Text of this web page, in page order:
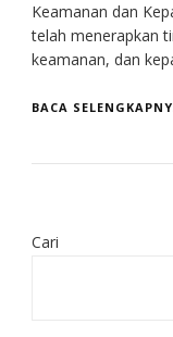
Keamanan dan
telah menerapkan
keamanan, dan
BACA
Cari